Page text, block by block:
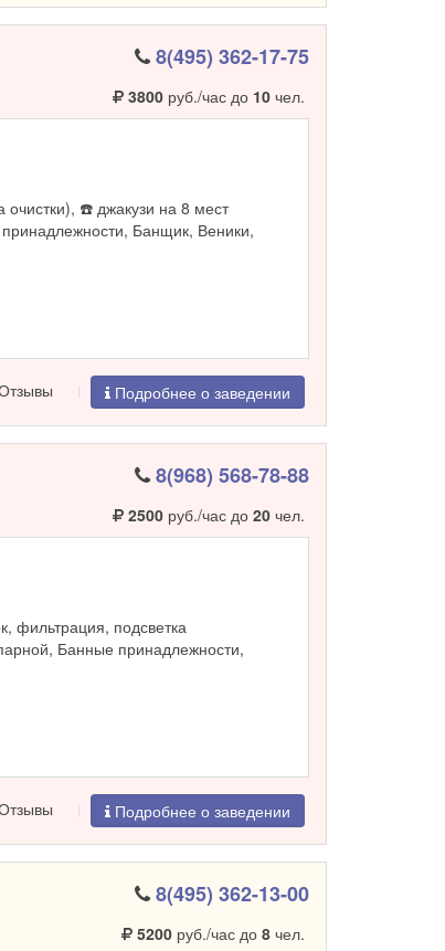
8(495) 362-17-75
3800руб./час до 10чел.
очистки), ☎️ джакузи на 8 мест
Банщик, Веники,
Подробнее о заведении
8(968) 568-78-88
2500руб./час до 20чел.
фильтрация, подсветка
Банные принадлежности,
Подробнее о заведении
8(495) 362-13-00
5200руб./час до 8чел.